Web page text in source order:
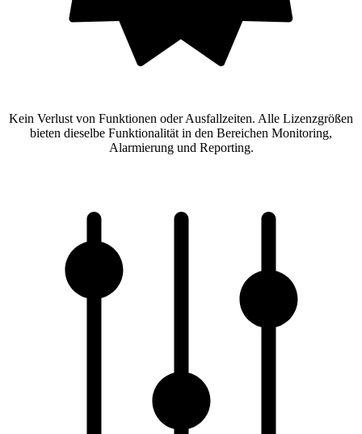
Kein Verlust von Funktionen oder Ausfallzeiten. Alle Lizenzgrößen
bieten dieselbe Funktionalität in den Bereichen Monitoring,
Alarmierung und Reporting.